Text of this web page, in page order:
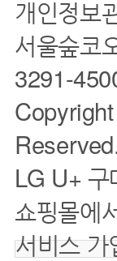
개인정보
서울숲코
3291-
LG U+ 구
쇼핑몰에
서비스 가